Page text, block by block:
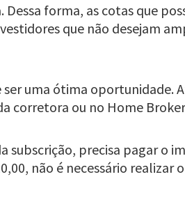
forma, as cotas que
que não desejam
uma ótima oportunidade.
corretora ou no Home
precisa pagar o
não é necessário realizar